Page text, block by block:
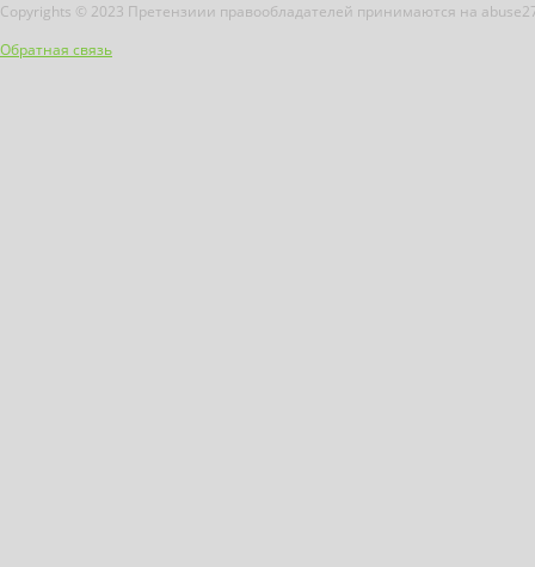
Copyrights © 2023 Претензиии правообладателей принимаются на
Обратная связь